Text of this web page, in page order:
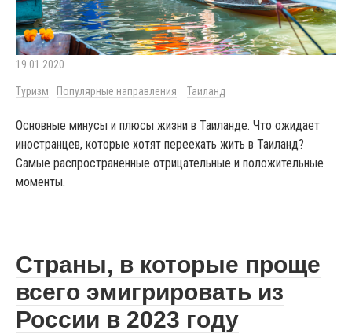
19.01.2020
Туризм Популярные направления Таиланд
Основные минусы и плюсы жизни в Таиланде. Что ожидает
иностранцев, которые хотят переехать жить в Таиланд?
Самые распространенные отрицательные и положительные
моменты.
Страны, в которые проще
всего эмигрировать из
России в 2023 году